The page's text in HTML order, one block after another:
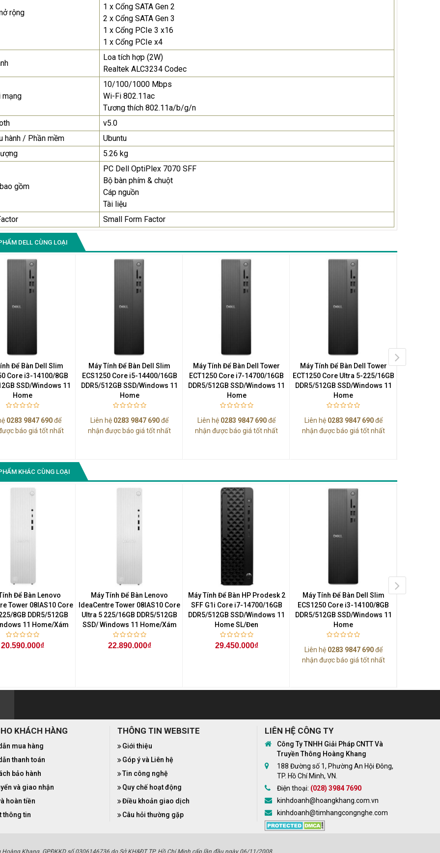
rộng
1 x Cổng SATA Gen 2
2 x Cổng SATA Gen 3
1 x Cổng PCIe 3 x16
1 x Cổng PCIe x4
Loa tích hợp (2W)
Realtek ALC3234 Codec
mạng
10/100/1000 Mbps
Wi-Fi 802.11ac
Tương thích 802.11a/b/g/n
v5.0
hành / Phần mềm
Ubuntu
5.26 kg
gồm
PC Dell OptiPlex 7070 SFF
Bộ bàn phím & chuột
Cáp nguồn
Tài liệu
Small Form Factor
DELL CÙNG LOẠI
Để Bàn Dell Slim
Core i3-14100/8GB
SSD/Windows 11
Home
0283 9847 690để
báo giá tốt nhất
Máy Tính Để Bàn Dell Slim
ECS1250 Core i5-14400/16GB
DDR5/512GB SSD/Windows 11
Home
Liên hệ 0283 9847 690để
nhận được báo giá tốt nhất
Máy Tính Để Bàn Dell Tower
ECT1250 Core i7-14700/16GB
DDR5/512GB SSD/Windows 11
Home
Liên hệ 0283 9847 690để
nhận được báo giá tốt nhất
Máy Tính Để Bàn Dell Tower
ECT1250 Core Ultra 5-225/16GB
DDR5/512GB SSD/Windows 11
Home
Liên hệ 0283 9847 690để
nhận được báo giá tốt nhất
Máy Tính
KHÁC CÙNG LOẠI
Để Bàn Lenovo
Tower 08IAS10 Core
8GB DDR5/512GB
11 Home/Xám
20.590.000₫
Máy Tính Để Bàn Lenovo
IdeaCentre Tower 08IAS10 Core
Ultra 5 225/16GB DDR5/512GB
SSD/ Windows 11 Home/Xám
22.890.000₫
Máy Tính Để Bàn HP Prodesk 2
SFF G1i Core i7-14700/16GB
DDR5/512GB SSD/Windows 11
Home SL/Đen
29.450.000₫
Máy Tính Để Bàn Dell Slim
ECS1250 Core i3-14100/8GB
DDR5/512GB SSD/Windows 11
Home
Liên hệ 0283 9847 690để
nhận được báo giá tốt nhất
KHÁCH HÀNG
mua hàng
thanh toán
bảo hành
và giao nhận
hoàn tiền
thông tin
THÔNG TIN WEBSITE
Giới thiệu
Góp ý và Liên hệ
Tin công nghệ
Quy chế hoạt động
Điều khoản giao dịch
Câu hỏi thường gặp
LIÊN HỆ CÔNG TY
Công Ty TNHH Giải Pháp CNTT Và
Truyền Thông Hoàng Khang
188 Đường số 1, Phường An Hội Đông,
TP. Hồ Chí Minh, VN.
Điện thoại: (028) 3984 7690
kinhdoanh@hoangkhang.com.vn
kinhdoanh@timhangcongnghe.com
Khang. GPĐKKD số 0306146736 do Sở KH&ĐT TP. Hồ Chí Minh cấp lần đầu ngày 06/11/2008.